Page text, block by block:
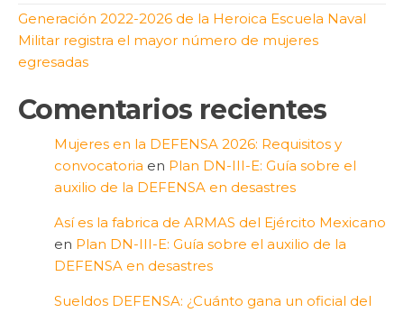
Generación 2022-2026 de la Heroica Escuela Naval
Militar registra el mayor número de mujeres
egresadas
Comentarios recientes
Mujeres en la DEFENSA 2026: Requisitos y
convocatoria en Plan DN-III-E: Guía sobre el
auxilio de la DEFENSA en desastres
Así es la fabrica de ARMAS del Ejército Mexicano
en Plan DN-III-E: Guía sobre el auxilio de la
DEFENSA en desastres
Sueldos DEFENSA: ¿Cuánto gana un oficial del